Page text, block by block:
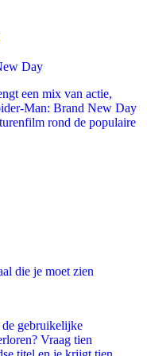
Day
een mix van actie,
Man: Brand New Day
rond de populaire
die je moet zien
gebruikelijke
Vraag tien